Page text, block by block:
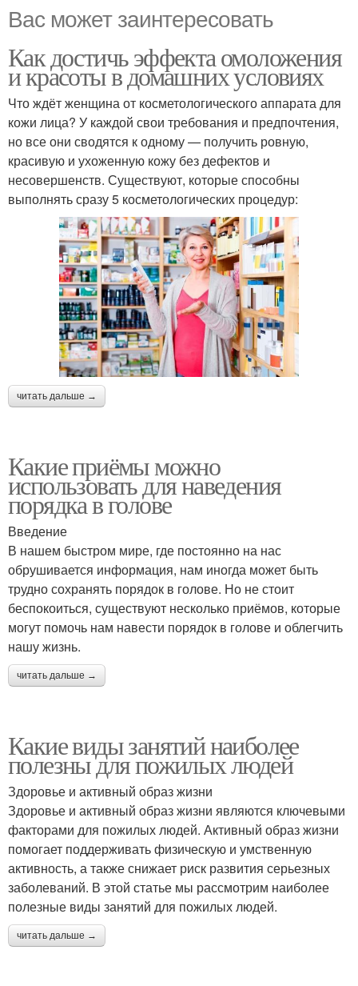
Вас может заинтересовать
Как достичь эффекта омоложения
и красоты в домашних условиях
Что ждёт женщина от косметологического аппарата для
кожи лица? У каждой свои требования и предпочтения,
но все они сводятся к одному — получить ровную,
красивую и ухоженную кожу без дефектов и
несовершенств. Существуют, которые способны
выполнять сразу 5 косметологических процедур:
читать дальше →
Какие приёмы можно
использовать для наведения
порядка в голове
Введение
В нашем быстром мире, где постоянно на нас
обрушивается информация, нам иногда может быть
трудно сохранять порядок в голове. Но не стоит
беспокоиться, существуют несколько приёмов, которые
могут помочь нам навести порядок в голове и облегчить
нашу жизнь.
читать дальше →
Какие виды занятий наиболее
полезны для пожилых людей
Здоровье и активный образ жизни
Здоровье и активный образ жизни являются ключевыми
факторами для пожилых людей. Активный образ жизни
помогает поддерживать физическую и умственную
активность, а также снижает риск развития серьезных
заболеваний. В этой статье мы рассмотрим наиболее
полезные виды занятий для пожилых людей.
читать дальше →